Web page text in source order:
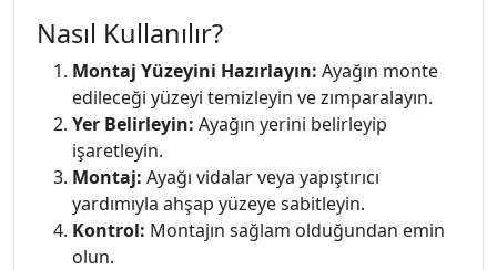
Nasıl Kullanılır?
Montaj Yüzeyini Hazırlayın: Ayağın monte
edileceği yüzeyi temizleyin ve zımparalayın.
Yer Belirleyin: Ayağın yerini belirleyip
işaretleyin.
Montaj: Ayağı vidalar veya yapıştırıcı
yardımıyla ahşap yüzeye sabitleyin.
Kontrol: Montajın sağlam olduğundan emin
olun.